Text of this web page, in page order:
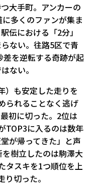
大手町。アンカーの
多くのファンが集ま
伝における「2分」
ない。往路5区で青
を逆転する奇跡が起
ない。
）も安定した走りを
られることなく逃げ
初に切った。2位は
TOP3に入るのは数年
が帰ってきた」と声
樹立したのは駒澤大
タスキを1つ順位を上
切った。